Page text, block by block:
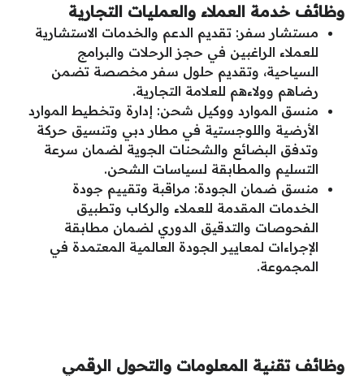
وظائف خدمة العملاء والعمليات التجارية
مستشار سفر: تقديم الدعم والخدمات الاستشارية
للعملاء الراغبين في حجز الرحلات والبرامج
السياحية، وتقديم حلول سفر مخصصة تضمن
رضاهم وولاءهم للعلامة التجارية.
منسق الموارد ووكيل شحن: إدارة وتخطيط الموارد
الأرضية واللوجستية في مطار دبي وتنسيق حركة
وتدفق البضائع والشحنات الجوية لضمان سرعة
التسليم والمطابقة لسياسات الشحن.
منسق ضمان الجودة: مراقبة وتقييم جودة
الخدمات المقدمة للعملاء والركاب وتطبيق
الفحوصات والتدقيق الدوري لضمان مطابقة
الإجراءات لمعايير الجودة العالمية المعتمدة في
المجموعة.
وظائف تقنية المعلومات والتحول الرقمي